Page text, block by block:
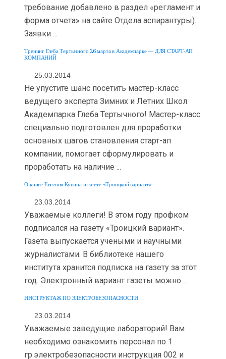
требование добавлено в раздел «регламент и
форма отчета» на сайте Отдела аспирантуры).
Заявки ...
Тренинг Глеба Тертычного 26 марта в Академпарке — ДЛЯ СТАРТ-АП
КОМПАНИЙ
25.03.2014
Не упустите шанс посетить мастер-класс
ведущего эксперта Зимних и Летних Школ
Академпарка Глеба Тертычного! Мастер-класс
специально подготовлен для проработки
основных шагов становления старт-ап
компании, помогает сформулировать и
проработать на наличие ...
О книге Евгения Кунина и газете «Троицкий вариант»
23.03.2014
Уважаемые коллеги! В этом году профком
подписался на газету «Троицкий вариант».
Газета выпускается учеными и научными
журналистами. В библиотеке нашего
института хранится подписка на газету за этот
год. Электронный вариант газеты можно ...
ИНСТРУКТАЖ ПО ЭЛЕКТРОБЕЗОПАСНОСТИ
23.03.2014
Уважаемые заведущие лабораторий! Вам
необходимо ознакомить персонал по 1
гр.электробезопасности инструкция 002 и